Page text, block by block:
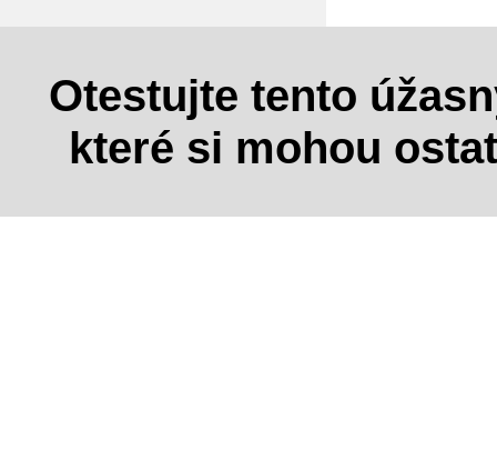
Otestujte tento
které si mohou